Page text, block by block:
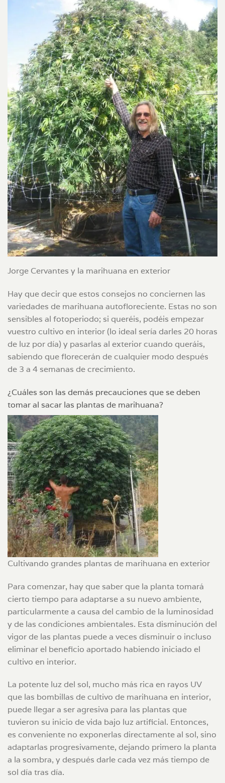
Jorge Cervantes y la marihuana en exterior
Hay que decir que estos consejos no conciernen las
variedades de marihuana autofloreciente. Estas no son
sensibles al fotoperiodo; si queréis, podéis empezar
vuestro cultivo en interior (lo ideal sería darles 20 horas
de luz por día) y pasarlas al exterior cuando queráis,
sabiendo que florecerán de cualquier modo después
de 3 a 4 semanas de crecimiento.
¿Cuáles son las demás precauciones que se deben
tomar al sacar las plantas de marihuana?
Cultivando grandes plantas de marihuana en exterior
Para comenzar, hay que saber que la planta tomará
cierto tiempo para adaptarse a su nuevo ambiente,
particularmente a causa del cambio de la luminosidad
y de las condiciones ambientales. Esta disminución del
vigor de las plantas puede a veces disminuir o incluso
eliminar el beneficio aportado habiendo iniciado el
cultivo en interior.
La potente luz del sol, mucho más rica en rayos UV
que las bombillas de cultivo de marihuana en interior,
puede llegar a ser agresiva para las plantas que
tuvieron su inicio de vida bajo luz artificial. Entonces,
es conveniente no exponerlas directamente al sol, sino
adaptarlas progresivamente, dejando primero la planta
a la sombra, y después darle cada vez más tiempo de
sol día tras día.